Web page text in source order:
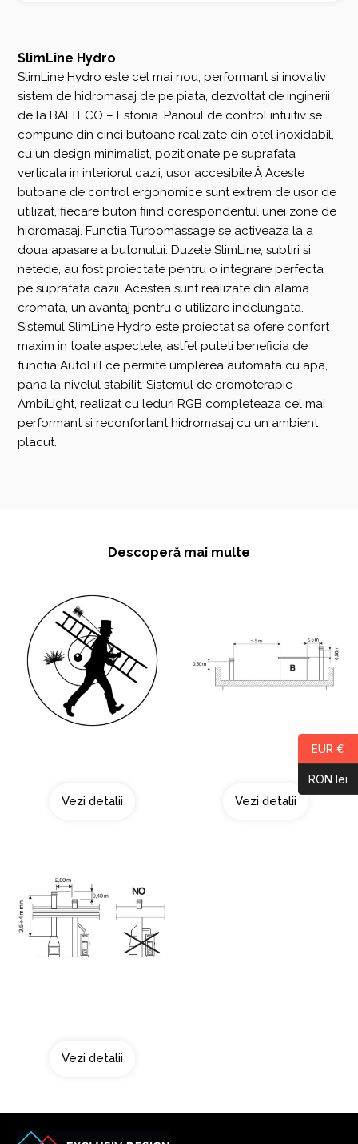
SlimLine Hydro
SlimLine Hydro este cel mai nou, performant si inovativ
sistem de hidromasaj de pe piata, dezvoltat de inginerii
de la BALTECO – Estonia. Panoul de control intuitiv se
compune din cinci butoane realizate din otel inoxidabil,
cu un design minimalist, pozitionate pe suprafata
verticala in interiorul cazii, usor accesibile.Â Aceste
butoane de control ergonomice sunt extrem de usor de
utilizat, fiecare buton fiind corespondentul unei zone de
hidromasaj. Functia Turbomassage se activeaza la a
doua apasare a butonului. Duzele SlimLine, subtiri si
netede, au fost proiectate pentru o integrare perfecta
pe suprafata cazii. Acestea sunt realizate din alama
cromata, un avantaj pentru o utilizare indelungata.
Sistemul SlimLine Hydro este proiectat sa ofere confort
maxim in toate aspectele, astfel puteti beneficia de
functia AutoFill ce permite umplerea automata cu apa,
pana la nivelul stabilit. Sistemul de cromoterapie
AmbiLight, realizat cu leduri RGB completeaza cel mai
performant si reconfortant hidromasaj cu un ambient
placut.
Descoperă mai multe
Vezi detalii Vezi detalii
Vezi detalii
EUR €
RON lei